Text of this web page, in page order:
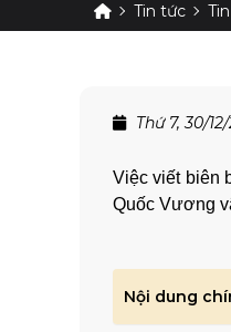
Tin tức
Thứ 7, 30/
Việc viết biên
Quốc Vương
Nội dung